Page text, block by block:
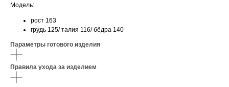
Модель:
рост 163
грудь 125/ талия 116/ бёдра 140
Параметры готового изделия
Правила ухода за изделием